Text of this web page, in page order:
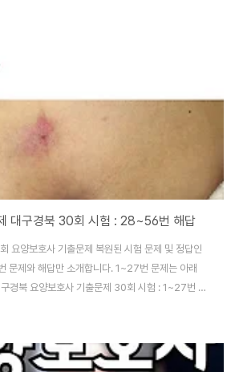
위해 요점정리를 꼭 하셔야 합니다. ▼ 32회 요양보
기 오후 짝수형 정답 (1~35번) 32회 실기 오후 2
년 요양보호사 자격증 시험 일정 요양보호사 33
금)~9.25.(금) 접수..
대구경북 30회 시험 : 28~56번 해답
요양보호사 기출문제 복원된 시험 문제 및 정답인
문제와 해답만 소개합니다. 1~27번 문제는 아래
경북 요양보호사 기출문제 30회 시험 : 1~27번 정
산으로 취소된 시험(2월 22일) 대구 경북지역의
교시(90분)로 통합해 실시되었습니다...
번 문제 먼저 보셨다면 아래 글 이어서 읽어주